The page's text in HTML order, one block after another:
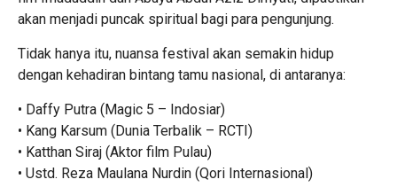
akan menjadi puncak spiritual bagi para pengunjung.
Tidak hanya itu, nuansa festival akan semakin hidup
dengan kehadiran bintang tamu nasional, di antaranya:
• Daffy Putra (Magic 5 – Indosiar)
• Kang Karsum (Dunia Terbalik – RCTI)
• Katthan Siraj (Aktor film Pulau)
• Ustd. Reza Maulana Nurdin (Qori Internasional)